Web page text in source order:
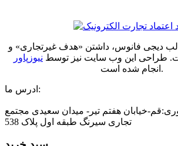
دیجی فانوس، داشتن «هدف غیرتجاری» و
طراحی این وب سایت نیز توسط نیوزپاور
انجام شده است.
ادرس ما:
خیابان هفتم تیر- میدان سعیدی مجتمع
تجاری سیرنگ طبقه اول پلاک 538